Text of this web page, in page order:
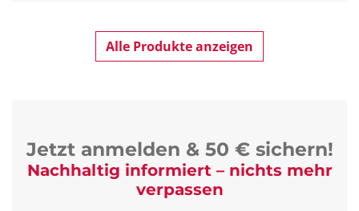
Alle Produkte anzeigen
Jetzt anmelden & 50 € sichern!
Nachhaltig informiert – nichts mehr
verpassen